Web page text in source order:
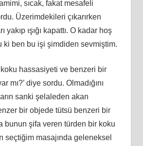
sıcak, fakat mesafeli
Üzerimdekileri çıkarırken
yakıp ışığı kapattı. O kadar hoş
ki ben bu işi şimdiden sevmiştim.
hassasiyeti ve benzeri bir
mı?’ diye sordu. Olmadığını
sanki şelaleden akan
bir objede tütsü benzeri bir
bunun şifa veren türden bir koku
seçtiğim masajında geleneksel